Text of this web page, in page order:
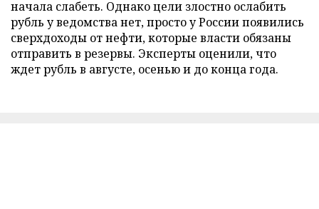
начала слабеть. Однако цели злостно ослабить
рубль у ведомства нет, просто у России появились
сверхдоходы от нефти, которые власти обязаны
отправить в резервы. Эксперты оценили, что
ждет рубль в августе, осенью и до конца года.